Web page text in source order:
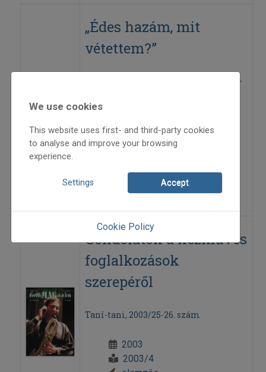
„Édes hazám, mit
vétettem?”
Bukovinai székelyek, 1764. január 6. –
2004. január 6.
2003
2003/4
Kóka Rozália
=>
Gondolatok a kézműves
foglalkozások
szerepéről
Taní-tani, 2003/25-26. szám
2003
2003/4
We use cookies
This website uses first- and third-party cookies
to analyse and improve your browsing
experience.
Settings Accept
Cookie Policy